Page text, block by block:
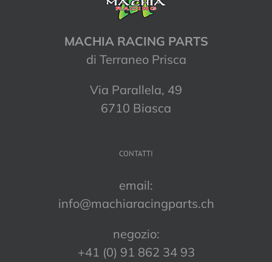
MACHIA RACING PARTS
di Terraneo Prisca
Via Parallela, 49
6710 Biasca
CONTATTI
email:
info@machiaracingparts.ch
negozio:
+41 (0) 91 862 34 93